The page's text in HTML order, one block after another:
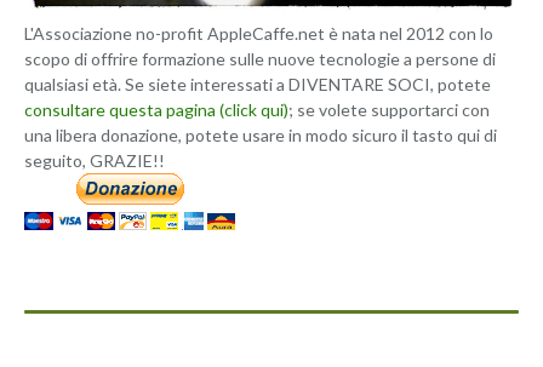
L'Associazione no-profit AppleCaffe.net è nata nel 2012 con lo
scopo di offrire formazione sulle nuove tecnologie a persone di
qualsiasi età. Se siete interessati a DIVENTARE SOCI, potete
consultare questa pagina (click qui); se volete supportarci con
una libera donazione, potete usare in modo sicuro il tasto qui di
seguito, GRAZIE!!